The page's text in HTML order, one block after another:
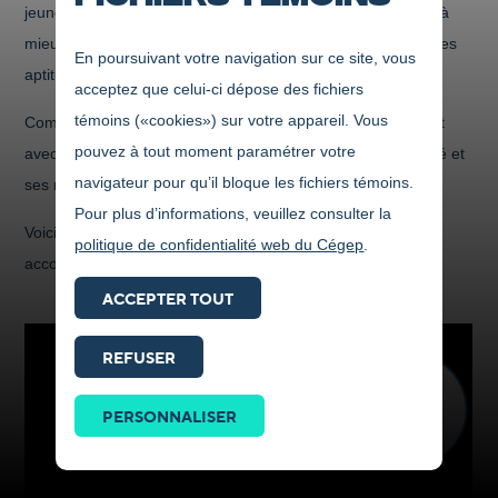
En poursuivant votre navigation sur ce site, vous
acceptez que celui-ci dépose des fichiers
témoins («cookies») sur votre appareil. Vous
pouvez à tout moment paramétrer votre
navigateur pour qu’il bloque les fichiers témoins.
Pour plus d’informations, veuillez consulter la
politique de confidentialité web du Cégep
ACCEPTER TOUT
REFUSER
PERSONNALISER
jeune tirera profit d’une démarche d’orientation qui l’aidera à
mieux se connaître et à découvrir ses champs d’intérêt et ses
aptitudes.
Comme parent, vous pouvez vous impliquer en échangeant
avec votre jeune sur ses intérêts, ses goûts, sa personnalité et
ses réussites à un moment que vous jugez approprié.
Voici quelques vidéos et des sites qui vous inspireront pour
accompagner votre jeune dans sa démarche d’orientation.